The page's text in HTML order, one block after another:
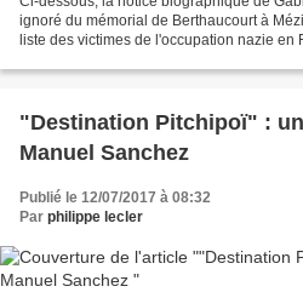
ignoré du mémorial de Berthaucourt à
liste des victimes de l'occupation nazie en
"Destination Pitchipoï" :
Manuel Sanchez
Publié le 12/07/2017 à 08:32
Par philippe lecler